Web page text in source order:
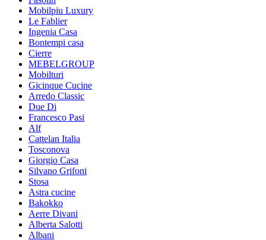
Mobilpiu Luxury
Le Fablier
Ingenia Casa
Bontempi casa
Cierre
MEBELGROUP
Mobilturi
Gicinque Cucine
Arredo Classic
Due Di
Francesco Pasi
Alf
Cattelan Italia
Tosconova
Giorgio Casa
Silvano Grifoni
Stosa
Astra cucine
Bakokko
Aerre Divani
Alberta Salotti
Albani